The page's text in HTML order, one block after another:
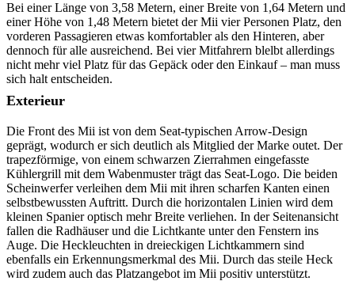
Bei einer Länge von 3,58 Metern, einer Breite von 1,64 Metern und
einer Höhe von 1,48 Metern bietet der Mii vier Personen Platz, den
vorderen Passagieren etwas komfortabler als den Hinteren, aber
dennoch für alle ausreichend. Bei vier Mitfahrern blelbt allerdings
nicht mehr viel Platz für das Gepäck oder den Einkauf – man muss
sich halt entscheiden.
Exterieur
Die Front des Mii ist von dem Seat-typischen Arrow-Design
geprägt, wodurch er sich deutlich als Mitglied der Marke outet. Der
trapezförmige, von einem schwarzen Zierrahmen eingefasste
Kühlergrill mit dem Wabenmuster trägt das Seat-Logo. Die beiden
Scheinwerfer verleihen dem Mii mit ihren scharfen Kanten einen
selbstbewussten Auftritt. Durch die horizontalen Linien wird dem
kleinen Spanier optisch mehr Breite verliehen. In der Seitenansicht
fallen die Radhäuser und die Lichtkante unter den Fenstern ins
Auge. Die Heckleuchten in dreieckigen Lichtkammern sind
ebenfalls ein Erkennungsmerkmal des Mii. Durch das steile Heck
wird zudem auch das Platzangebot im Mii positiv unterstützt.